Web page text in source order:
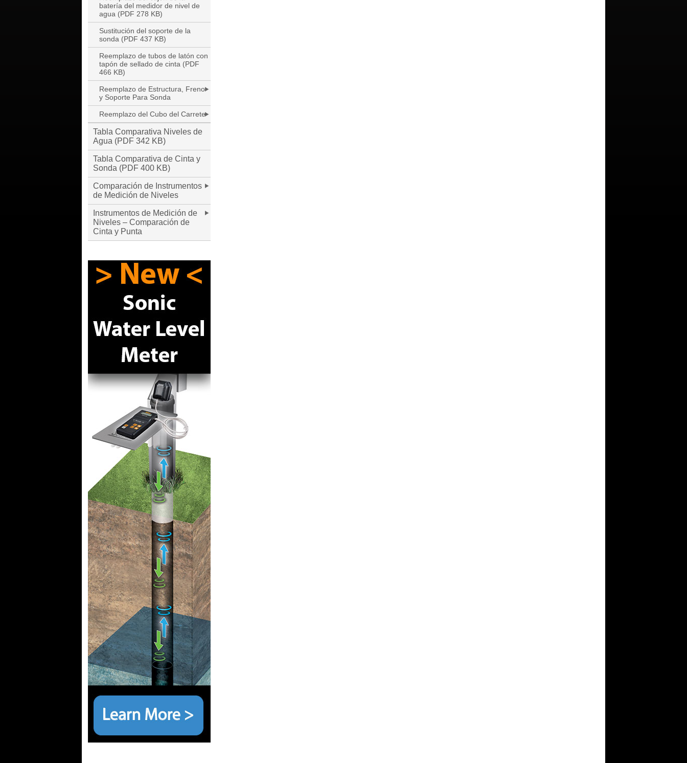
batería del medidor de nivel de
agua (PDF 278 KB)
Sustitución del soporte de la
sonda (PDF 437 KB)
Reemplazo de tubos de latón con
tapón de sellado de cinta (PDF
466 KB)
Reemplazo de Estructura, Freno
y Soporte Para Sonda
Reemplazo del Cubo del Carrete
Tabla Comparativa Niveles de
Agua (PDF 342 KB)
Tabla Comparativa de Cinta y
Sonda (PDF 400 KB)
Comparación de Instrumentos
de Medición de Niveles
Instrumentos de Medición de
Niveles – Comparación de
Cinta y Punta